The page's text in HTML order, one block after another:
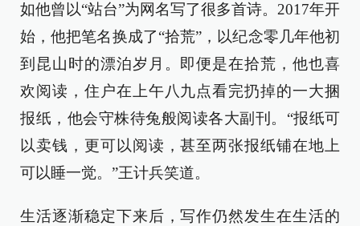
如他曾以“站台”为网名写了很多首诗。2017年开
始，他把笔名换成了“拾荒”，以纪念零几年他初
到昆山时的漂泊岁月。即便是在拾荒，他也喜
欢阅读，住户在上午八九点看完扔掉的一大捆
报纸，他会守株待兔般阅读各大副刊。“报纸可
以卖钱，更可以阅读，甚至两张报纸铺在地上
可以睡一觉。”王计兵笑道。
生活逐渐稳定下来后，写作仍然发生在生活的